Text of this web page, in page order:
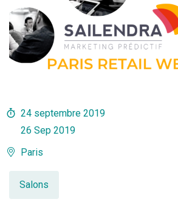
24 septembre 2019
26 Sep 2019
Paris
Salons